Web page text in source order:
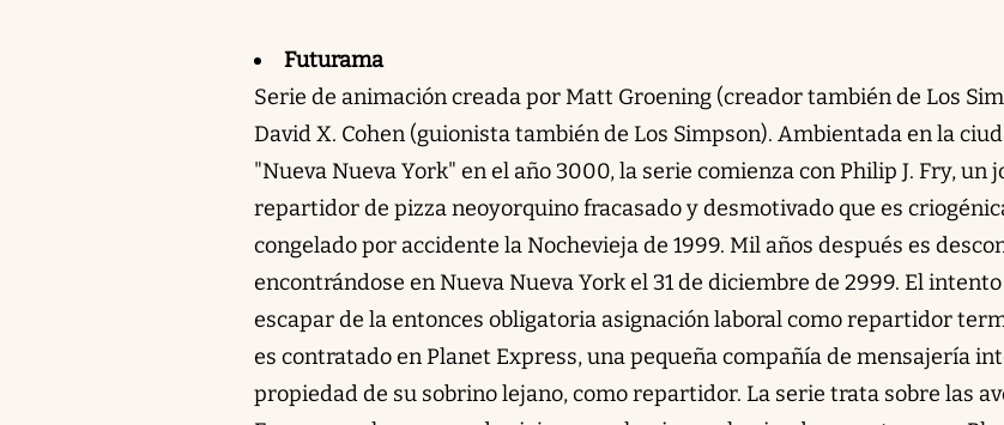
Futurama
Serie de animación creada por Matt Groening (creador también de Los
David X. Cohen (guionista también de Los Simpson). Ambientada en la
"Nueva Nueva York" en el año 3000, la serie comienza con Philip J. Fry, un
repartidor de pizza neoyorquino fracasado y desmotivado que es
congelado por accidente la Nochevieja de 1999. Mil años después es
encontrándose en Nueva Nueva York el 31 de diciembre de 2999. El
escapar de la entonces obligatoria asignación laboral como repartidor
es contratado en Planet Express, una pequeña compañía de mensajería
propiedad de su sobrino lejano, como repartidor. La serie trata sobre las